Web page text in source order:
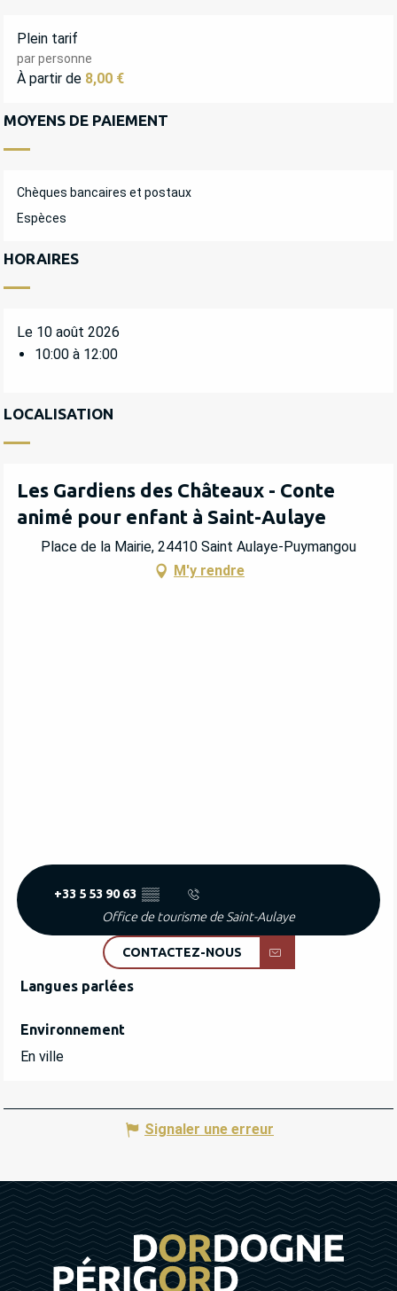
Plein tarif
par personne
À partir de 8,00 €
MOYENS DE PAIEMENT
Chèques bancaires et postaux
Espèces
HORAIRES
Le 10 août 2026
10:00 à 12:00
LOCALISATION
Les Gardiens des Châteaux - Conte
animé pour enfant à Saint-Aulaye
Place de la Mairie, 24410 Saint Aulaye-Puymangou
M'y rendre
+33 5 53 90 63 ▒▒
Office de tourisme de Saint-Aulaye
CONTACTEZ-NOUS
Langues parlées
Langues parlées
Environnement
Environnement
En ville
Signaler une erreur